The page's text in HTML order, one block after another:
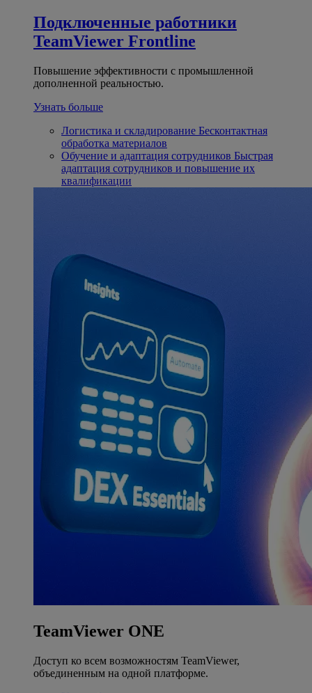
Подключенные работники
TeamViewer Frontline
Повышение эффективности с промышленной
дополненной реальностью.
Узнать больше
Логистика и складирование Бесконтактная
обработка материалов
Обучение и адаптация сотрудников Быстрая
адаптация сотрудников и повышение их
квалификации
TeamViewer ONE
Доступ ко всем возможностям TeamViewer,
объединенным на одной платформе.